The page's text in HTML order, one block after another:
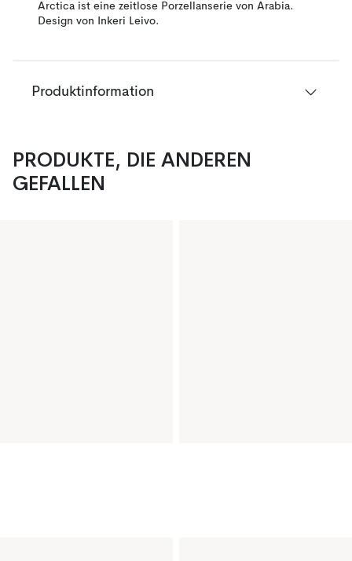
Arctica ist eine zeitlose Porzellanserie von Arabia.
Design von Inkeri Leivo.
Produktinformation
PRODUKTE, DIE ANDEREN
GEFALLEN